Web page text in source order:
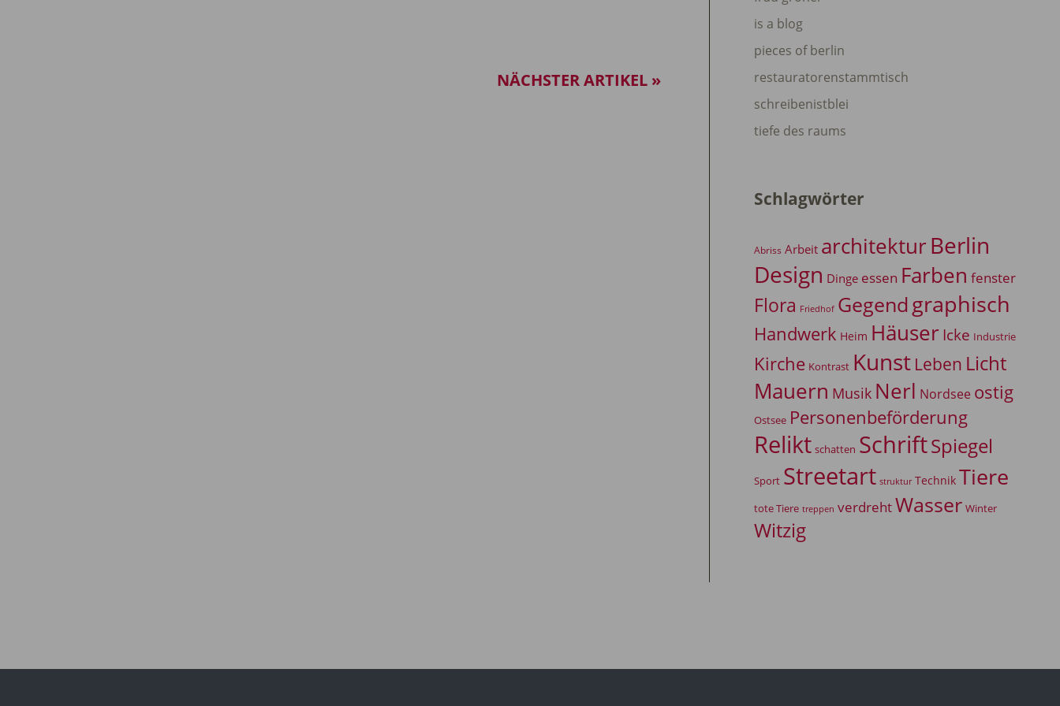
NÄCHSTER ARTIKEL »
is a blog
pieces of berlin
restauratorenstammtisch
schreibenistblei
tiefe des raums
Schlagwörter
Abriss Arbeit architekturBerlin
Design Dinge essen Farben fenster
Flora Friedhof Gegendgraphisch
Handwerk Heim Häuser Icke Industrie
Kirche Kontrast Kunst Leben Licht
Mauern Musik Nerl Nordsee ostig
Ostsee Personenbeförderung
Relikt schatten SchriftSpiegel
Sport Streetart struktur Technik Tiere
tote Tiere treppen verdrehtWasser Winter
Witzig